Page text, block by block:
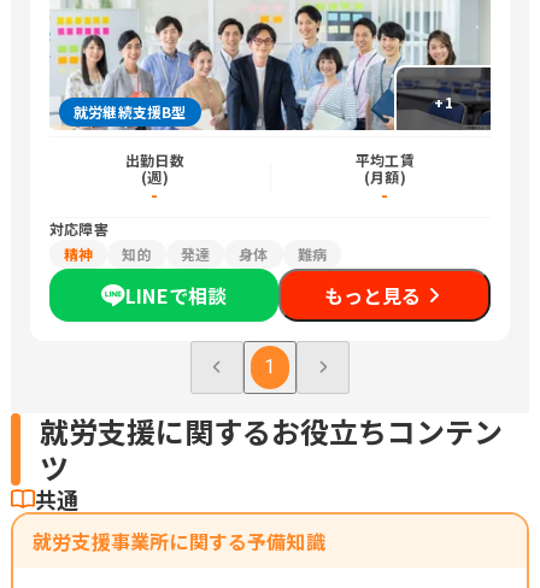
+1
就労継続支援B型
出勤日数
(週)
-
平均工賃
(月額)
-
対応障害
精神
知的 発達 身体 難病
LINEで相談 もっと見る
1
就労支援に関するお役立ちコンテン
ツ
共通
就労支援事業所に関する予備知識